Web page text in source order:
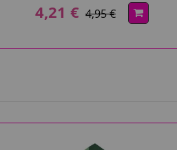
4,21 € 4,95 €